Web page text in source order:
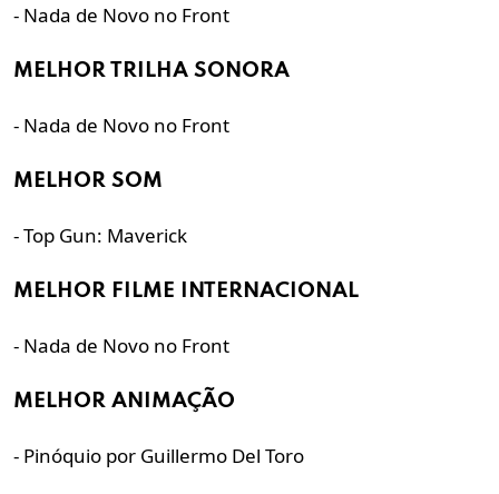
- Nada de Novo no Front
MELHOR TRILHA SONORA
- Nada de Novo no Front
MELHOR SOM
- Top Gun: Maverick
MELHOR FILME INTERNACIONAL
- Nada de Novo no Front
MELHOR ANIMAÇÃO
- Pinóquio por Guillermo Del Toro